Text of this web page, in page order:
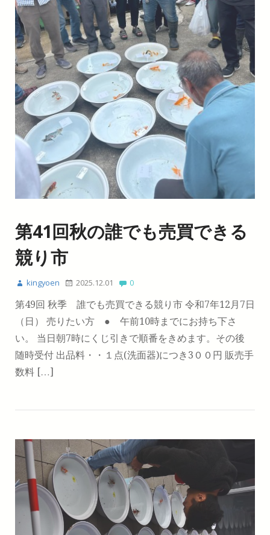
第41回秋の誰でも売買できる
競り市
kingyoen 2025.12.01 0
第49回 秋季 誰でも売買できる競り市 令和7年12月7日
（日） 売りたい方 ● 午前10時までにお持ち下さ
い。 当日朝7時にくじ引きで順番をきめます。その後
随時受付 出品料・・１点(洗面器)につき3００円 販売手
数料 […]